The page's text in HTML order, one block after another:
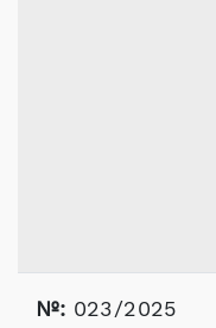
Nº: 023/2025